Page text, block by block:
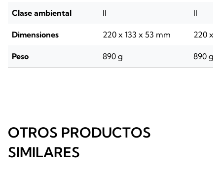
Clase ambiental II II
Dimensiones 220 x 133 x 53 mm 220 x
Peso 890 g 890 g
OTROS PRODUCTOS
SIMILARES